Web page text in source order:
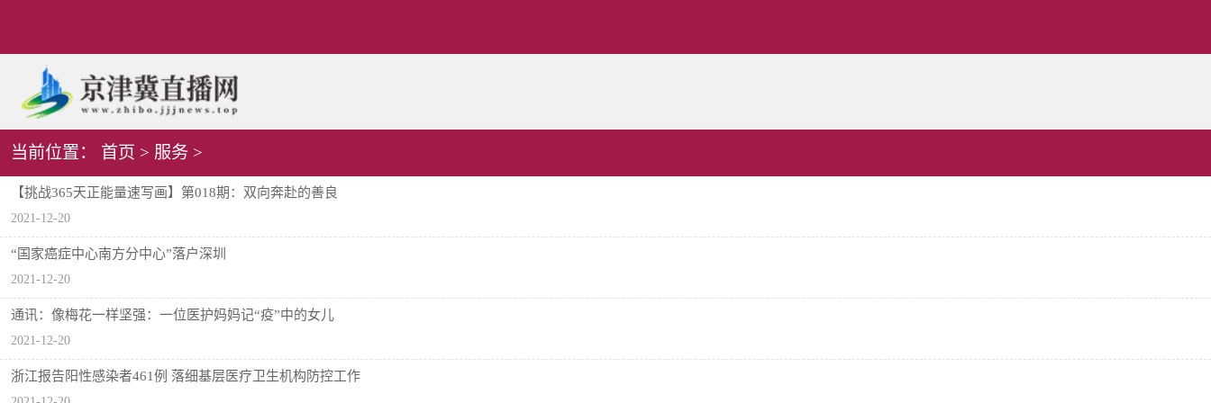
当前位置： 首页 > 服务 >
【挑战365天正能量速写画】第018期：双向奔赴的善良
2021-12-20
“国家癌症中心南方分中心”落户深圳
2021-12-20
通讯：像梅花一样坚强：一位医护妈妈记“疫”中的女儿
2021-12-20
浙江报告阳性感染者461例 落细基层医疗卫生机构防控工作